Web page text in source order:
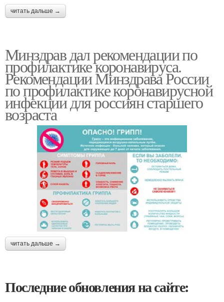
читать дальше →
Минздрав дал рекомендации по
профилактике коронавируса.
Рекомендации Минздрава России
по профилактике коронавирусной
инфекции для россиян старшего
возраста
читать дальше →
Последние обновления на сайте: